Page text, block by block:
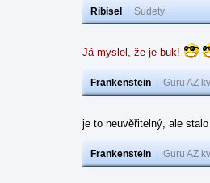
Ribisel Sudety
Já myslel, že je buk!
Frankenstein Guru AZ
je to neuvěřitelný, ale
Frankenstein Guru AZ